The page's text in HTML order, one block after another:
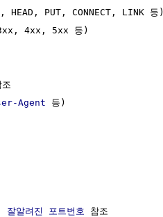
HEAD, PUT, CONNECT, LINK 등)
4xx, 5xx 등)
Agent 등)
잘알려진 포트번호 참조